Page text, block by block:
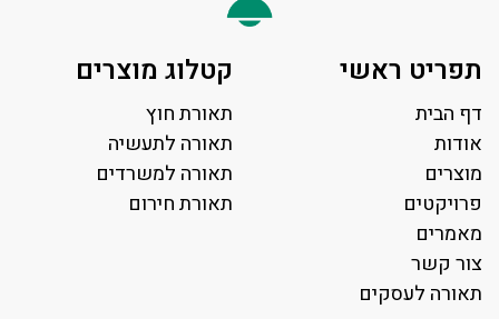
תפריט ראשי
דף הבית
אודות
מוצרים
פרויקטים
מאמרים
צור קשר
תאורה לעסקים
קטלוג מוצרים
תאורת חוץ
תאורה לתעשיה
תאורה למשרדים
תאורת חירום